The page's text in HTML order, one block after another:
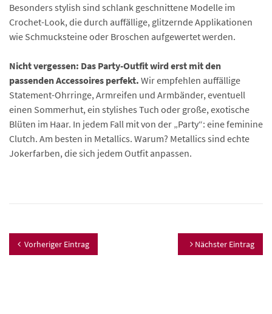
Besonders stylish sind schlank geschnittene Modelle im
Crochet-Look, die durch auffällige, glitzernde Applikationen
wie Schmucksteine oder Broschen aufgewertet werden.
Nicht vergessen: Das Party-Outfit wird erst mit den
passenden Accessoires perfekt. Wir empfehlen auffällige
Statement-Ohrringe, Armreifen und Armbänder, eventuell
einen Sommerhut, ein stylishes Tuch oder große, exotische
Blüten im Haar. In jedem Fall mit von der „Party“: eine feminine
Clutch. Am besten in Metallics. Warum? Metallics sind echte
Jokerfarben, die sich jedem Outfit anpassen.
Vorheriger Eintrag Nächster Eintrag